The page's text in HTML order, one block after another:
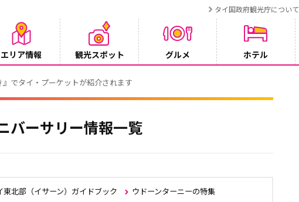
タイ国政府観光庁について
エリア情報 観光スポット グルメ ホテル
』でタイ・プーケットが紹介されます
バーサリー情報一覧
東北部（イサーン）ガイドブック ウドーンターニーの特集